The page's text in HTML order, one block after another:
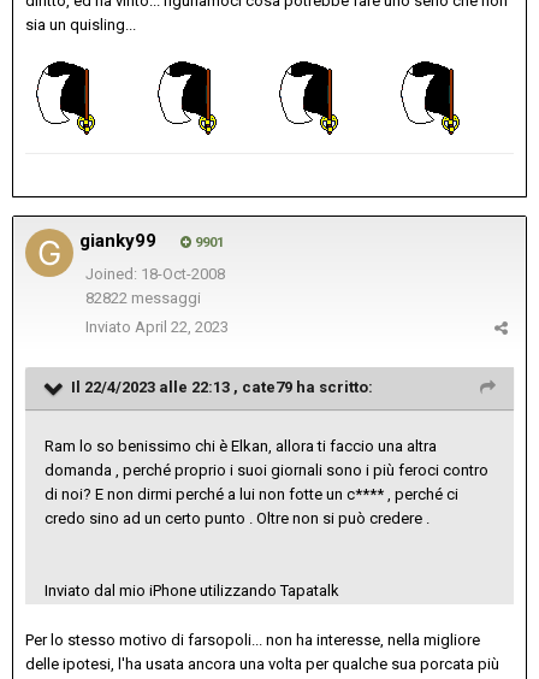
sia un quisling...
gianky99 9901
Joined: 18-Oct-2008
82822 messaggi
Inviato April 22, 2023
Il 22/4/2023 alle 22:13 , cate79 ha scritto:
Ram lo so benissimo chi è Elkan, allora ti faccio una altra
domanda , perché proprio i suoi giornali sono i più feroci contro
di noi? E non dirmi perché a lui non fotte un c**** , perché ci
credo sino ad un certo punto . Oltre non si può credere .
Inviato dal mio iPhone utilizzando Tapatalk
Per lo stesso motivo di farsopoli... non ha interesse, nella migliore
delle ipotesi, l'ha usata ancora una volta per qualche sua porcata più